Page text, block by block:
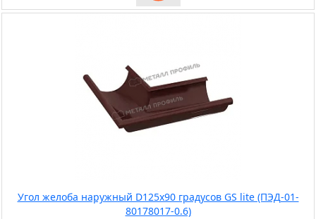
Угол желоба наружный D125х90 градусов GS lite (ПЭД-01-
80178017-0.6)